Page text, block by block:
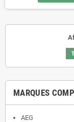
MARQUES
AEG
1